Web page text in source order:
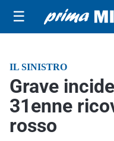
☰
IL SINISTRO
Grave
31enne
rosso